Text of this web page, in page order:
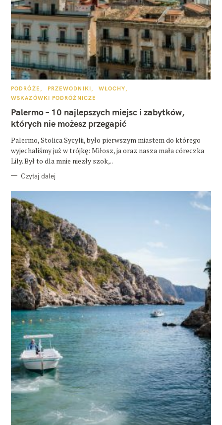
K
T
G
R
PODRÓŻE PRZEWODNIKI
WŁOCHY
WSKAZÓWKI PODRÓŻNICZE
Palermo – 10 najlepszych miejsc i zabytków,
których nie możesz przegapić
Palermo, Stolica Sycylii, było pierwszym miastem do którego
wyjechaliśmy już w trójkę: Miłosz, ja oraz nasza mała córeczka
Lily. Był to dla mnie niezły szok,..
Czytaj dalej